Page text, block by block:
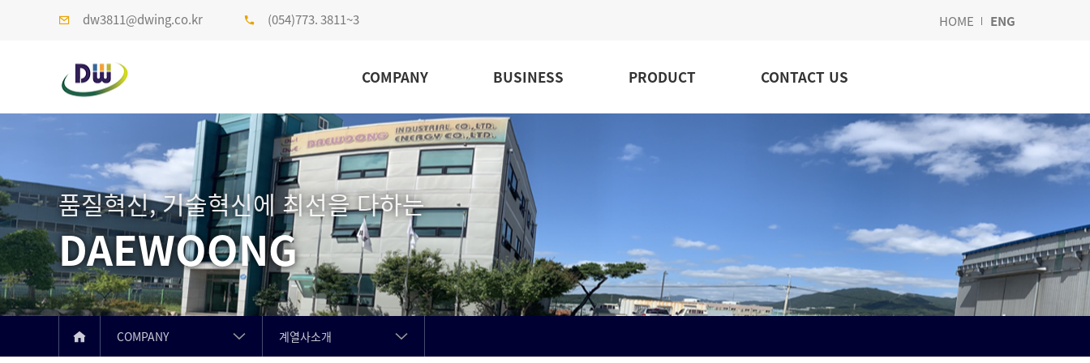
dw3811@dwing.co.kr (054)773. 3811~3 HOME ENG
COMPANY BUSINESS PRODUCT CONTACT US
품질혁신, 기술혁신에 최선을 다하는
DAEWOONG
COMPANY 계열사소개